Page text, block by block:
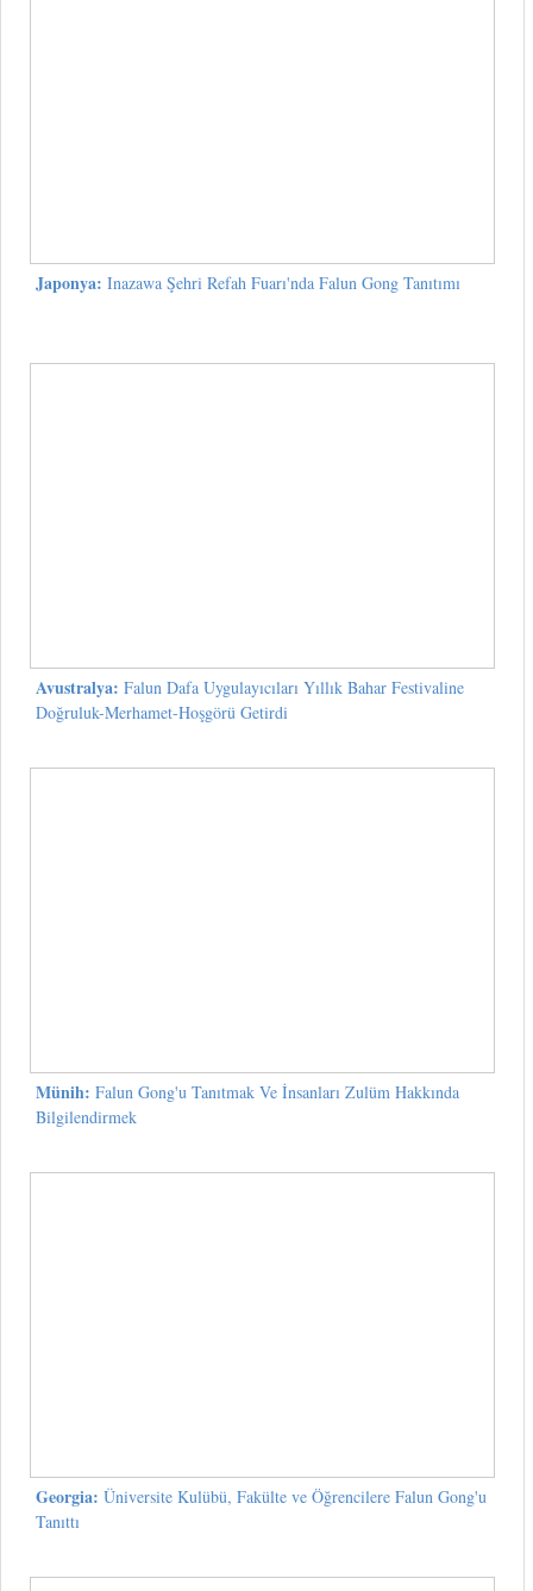
Japonya: Inazawa Şehri Refah Fuarı'nda Falun Gong Tanıtımı
Avustralya: Falun Dafa Uygulayıcıları Yıllık Bahar Festivaline
Doğruluk-Merhamet-Hoşgörü Getirdi
Münih: Falun Gong'u Tanıtmak Ve İnsanları Zulüm Hakkında
Bilgilendirmek
Georgia: Üniversite Kulübü, Fakülte ve Öğrencilere Falun Gong'u
Tanıttı